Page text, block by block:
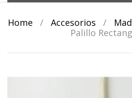
Home / Accesorios /
Palillo